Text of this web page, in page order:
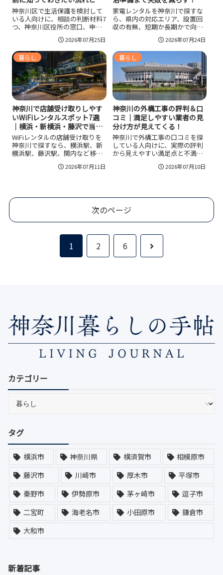
意点！
神奈川区で生活保護を検討して
いる人向けに、相談の判断材料7
つ、神奈川区役所の窓口、申請
象になりやすい扶助、受給中の
届出、よくある誤解を整理しま
した。働いていても相談できる
場合や、家族援助や資産の考え
方、家賃や医療費で困ったとき
の見方を知りたい人に役立つ内
容です。
2026年07月25日
家電レンタルを神奈川で探すな
ら、県内の対応エリア、設置回
収の有無、短期か長期かで向く
電で新生活を始める人はセット
型を、購入前に試したい人は宅
配型を選ぶと失敗を減らしやす
いです。料金は月額だけでな
く、送料や回収費を含めた総額
で比較するのが大切です。
2026年07月24日
暮らし
神奈川で店舗受け取りしやす
いWiFiレンタルスポット7選
｜横浜・新横浜・藤沢で当日
利用しやすい！
WiFiレンタルの店舗受け取りを
神奈川で探すなら、横浜駅、新
横浜駅、藤沢駅、関内など移動
す。横浜ビブレやビックカメラ
金だけでなく、営業時間、返却
動線、容量制限、羽田空港受け
取りとの違いまで見て選ぶと失
敗しにくくなります。
2026年07月11日
暮らし
神奈川の外構工事の評判＆口
コミ｜満足しやすい業者の見
分け方が見えてくる！
神奈川で外構工事の口コミを探
している人向けに、実際の評判
から見えやすい満足点と不満点
説明の丁寧さ、連絡の早さ、提
見積もりで確認したい質問や失
す。
2026年07月10日
次のページ
1 2 6
次
カテゴリー
タグ
横浜市 神奈川県 横須賀市
相模原市
藤沢市
川崎市 厚木市
平塚市
秦野市
伊勢原市 茅ヶ崎市
逗子市
二宮町
海老名市 小田原市
鎌倉市
大和市
新着記事